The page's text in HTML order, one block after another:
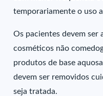
temporariamente o uso
Os pacientes devem ser
cosméticos não
produtos de base
devem ser removidos
seja tratada.